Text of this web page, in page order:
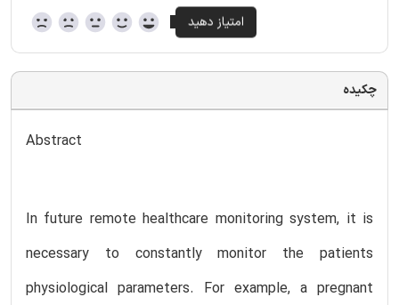
چکیده
Abstract
In future remote healthcare monitoring system, it is
necessary to constantly monitor the patients
physiological parameters. For example, a pregnant